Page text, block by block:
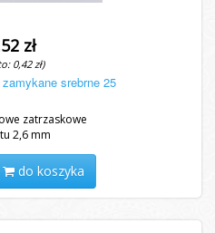
zł
0,42 zł)
srebrne 25
zatrzaskowe
2,6 mm
do koszyka